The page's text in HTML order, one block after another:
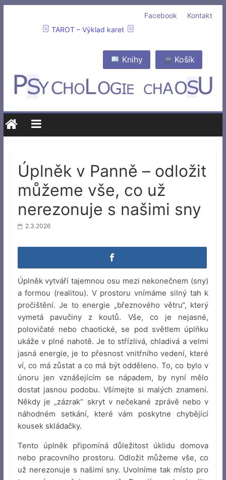
Kontakt
Facebook
TAROT – Výklad karet
Košík
Knihy
Úplněk v Panně – odložit
můžeme vše, co už
nerezonuje s našimi sny
2.3.2026
Úplněk vytváří tajemnou osu mezi nekonečnem (sny)
a formou (realitou). V prostoru vnímáme silný tah k
pročištění. Je to energie „březnového větru“, který
vymetá pavučiny z koutů. Vše, co je nejasné,
polovičaté nebo chaotické, se pod světlem úplňku
ukáže v plné nahotě. Je to střízlivá, chladivá a velmi
jasná energie, je to přesnost vnitřního vedení, které
ví, co má zůstat a co má být odděleno. To, co bylo v
únoru jen vznášejícím se nápadem, by nyní mělo
dostat jasnou podobu. Všímejte si malých znamení.
Někdy je „zázrak“ skryt v nečekané zprávě nebo v
náhodném setkání, které vám poskytne chybějící
kousek skládačky.
Tento úplněk připomíná důležitost úklidu domova
nebo pracovního prostoru. Odložit můžeme vše, co
už nerezonuje s našimi sny. Uvolníme tak místo pro